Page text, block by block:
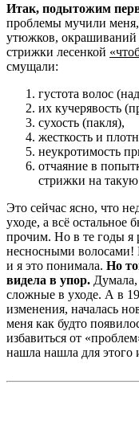
Итак, подытожим
проблемы мучили
утюжков,
стрижки лесенкой
смущали:
густота волос
их кучерявость
сухость (пакля),
жесткость и
неукротимость
отчаяние в
стрижки на
Это сейчас ясно, что
уходе, а всё остальное
прочим. Но в те годы я
несносными волосами!
и я это понимала. Но
видела в упор.
сложные в уходе. А в
изменения, началась
меня как будто
избавиться от
нашла нашла для этого